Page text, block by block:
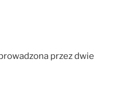
przez dwie